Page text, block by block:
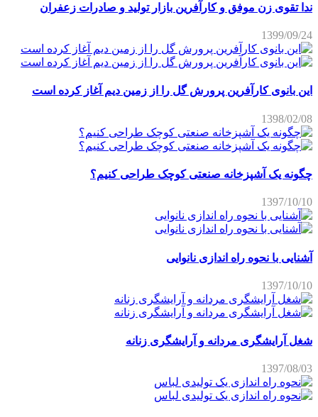
ندا تقوی زن موفق و کارآفرین بازار تولید و صادرات زعفران
1399/09/24
این بانوی کارآفرین پرورش گل را از زمین دیم آغاز کرده است
1398/02/08
چگونه یک آشپزخانه صنعتی کوچک طراحی کنیم؟
1397/10/10
آشنایی با نحوه راه اندازی نانوایی
1397/10/10
شغل آرایشگری مردانه و آرایشگری زنانه
1397/08/03